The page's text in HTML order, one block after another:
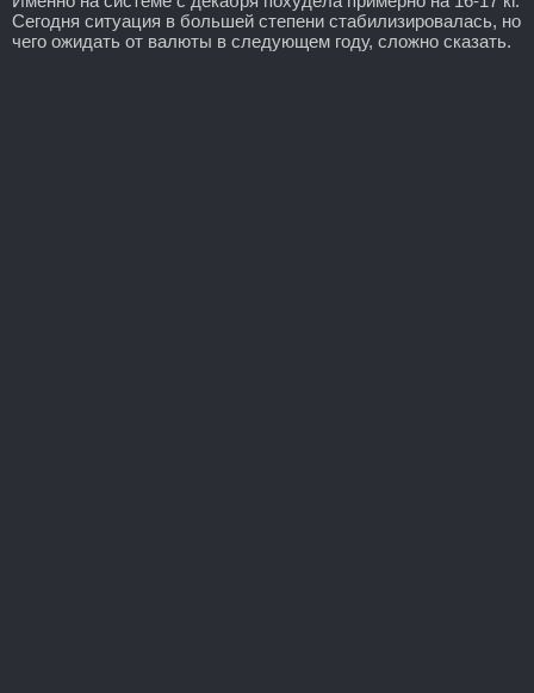
Сегодня ситуация в большей степени стабилизировалась, но
чего ожидать от валюты в следующем году, сложно сказать.